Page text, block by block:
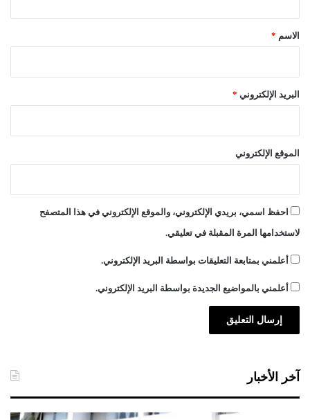
*الاسم *
البريد الإلكتروني *
الموقع الإلكتروني
احفظ اسمي، بريدي الإلكتروني، والموقع الإلكتروني في هذا المتصفح
لاستخدامها المرة المقبلة في تعليقي.
أعلمني بمتابعة التعليقات بواسطة البريد الإلكتروني.
أعلمني بالمواضيع الجديدة بواسطة البريد الإلكتروني.
آخر الأخبار